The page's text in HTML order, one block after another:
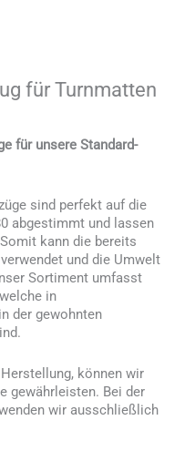
für Turnmatten
für unsere Standard-
sind perfekt auf die
abgestimmt und lassen
kann die bereits
und die Umwelt
Sortiment umfasst
in
der gewohnten
können wir
gewährleisten. Bei der
wir ausschließlich